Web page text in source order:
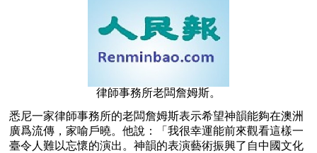
律師事務所老闆詹姆斯。
悉尼一家律師事務所的老闆詹姆斯表示希望神韻能夠在澳洲
廣爲流傳，家喻戶曉。他說：「我很幸運能前來觀看這樣一
臺令人難以忘懷的演出。神韻的表演藝術振興了自中國文化